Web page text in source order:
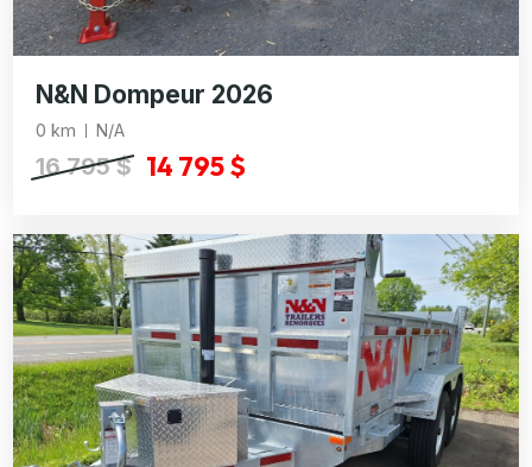
N&N Dompeur 2026
0 km N/A
16 795 $ 14 795 $